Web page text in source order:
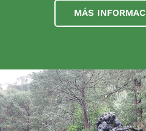
MÁS